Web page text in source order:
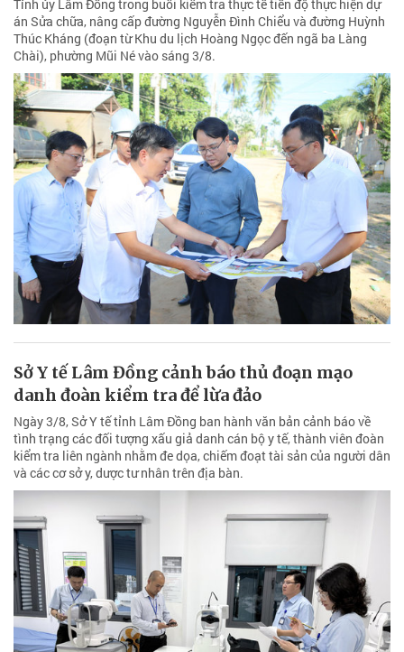
Tỉnh ủy Lâm Đồng trong buổi kiểm tra thực tế tiến độ thực hiện dự
án Sửa chữa, nâng cấp đường Nguyễn Đình Chiểu và đường Huỳnh
Thúc Kháng (đoạn từ Khu du lịch Hoàng Ngọc đến ngã ba Làng
Chài), phường Mũi Né vào sáng 3/8.
Sở Y tế Lâm Đồng cảnh báo thủ đoạn mạo
danh đoàn kiểm tra để lừa đảo
Ngày 3/8, Sở Y tế tỉnh Lâm Đồng ban hành văn bản cảnh báo về
tình trạng các đối tượng xấu giả danh cán bộ y tế, thành viên đoàn
kiểm tra liên ngành nhằm đe dọa, chiếm đoạt tài sản của người dân
và các cơ sở y, dược tư nhân trên địa bàn.